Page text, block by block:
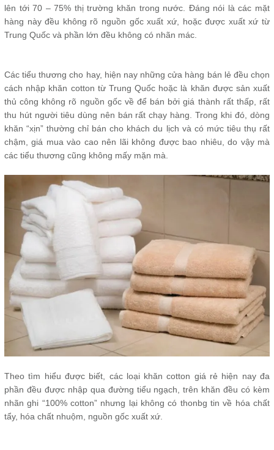
lên tới 70 – 75% thị trường khăn trong nước. Đáng nói là các mặt
hàng này đều không rõ nguồn gốc xuất xứ, hoặc được xuất xứ từ
Trung Quốc và phần lớn đều không có nhãn mác.
Các tiểu thương cho hay, hiện nay những cửa hàng bán lẻ đều chọn
cách nhập khăn cotton từ Trung Quốc hoặc là khăn được sản xuất
thủ công không rõ nguồn gốc về để bán bởi giá thành rất thấp, rất
thu hút người tiêu dùng nên bán rất chạy hàng. Trong khi đó, dòng
khăn “xịn” thường chỉ bán cho khách du lịch và có mức tiêu thụ rất
chậm, giá mua vào cao nên lãi không được bao nhiêu, do vậy mà
các tiểu thương cũng không mấy mặn mà.
Theo tìm hiểu được biết, các loại khăn cotton giá rẻ hiện nay đa
phần đều được nhập qua đường tiểu ngạch, trên khăn đều có kèm
nhãn ghi “100% cotton” nhưng lại không có thonbg tin về hóa chất
tẩy, hóa chất nhuộm, nguồn gốc xuất xứ.